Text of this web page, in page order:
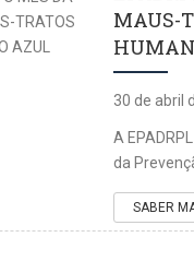
MAUS-
30 de abril
A
da
SABER